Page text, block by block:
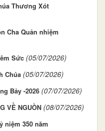
Thương Xót
Cha Quản nhiệm
Sức (05/07/2026)
Chúa (05/07/2026)
Bảy -2026 (07/07/2026)
VỀ NGUỒN (08/07/2026)
niệm 350 năm